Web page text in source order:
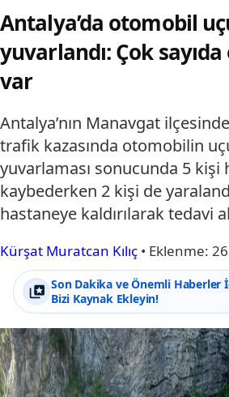
Antalya’da otomobil
yuvarlandı: Çok
var
Antalya’nın Manavgat
trafik kazasında otomobilin
yuvarlaması sonucunda 5 kişi
kaybederken 2 kişi de
hastaneye kaldırılarak tedavi
Kürşat Muratcan Kılıç • Eklenme:
Son Dakika ve Önemli Haberler
Bizi Kaynak Ekleyin!